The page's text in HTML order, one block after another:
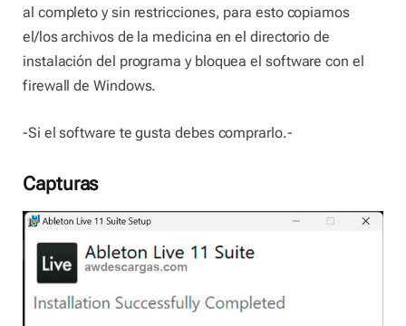
al completo y sin restricciones, para esto copiamos
el/los archivos de la medicina en el directorio de
instalación del programa y bloquea el software con el
firewall de Windows.
-Si el software te gusta debes comprarlo.-
Capturas